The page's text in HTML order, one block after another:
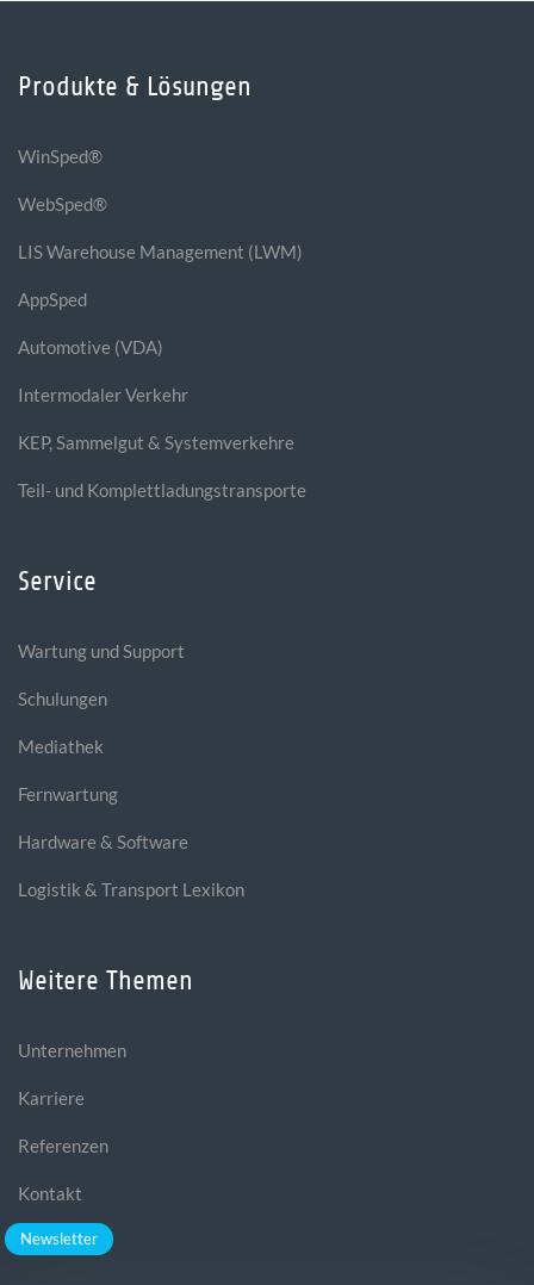
Produkte & Lösungen
WinSped®
WebSped®
LIS Warehouse Management (LWM)
AppSped
Automotive (VDA)
Intermodaler Verkehr
KEP, Sammelgut & Systemverkehre
Teil- und Komplettladungstransporte
Service
Wartung und Support
Schulungen
Mediathek
Fernwartung
Hardware & Software
Logistik & Transport Lexikon
Weitere Themen
Unternehmen
Karriere
Referenzen
Kontakt
Newsletter